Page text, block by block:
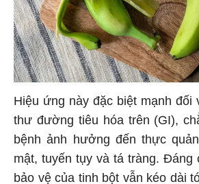
Hiệu ứng này đặc biệt mạnh đối
thư đường tiêu hóa trên (GI),
bệnh ảnh hưởng đến thực
mật, tuyến tụy và tá tràng. Đáng
bảo vệ của tinh bột vẫn kéo dài